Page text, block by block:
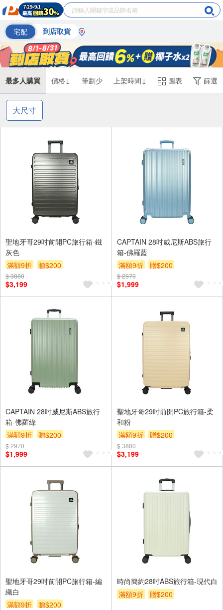
宅配 到店取貨
最多人購買 價格↓ 筆劃少 上架時間↓ 圖表 篩選
大尺寸
聖地牙哥29吋前開PC旅行箱-鐵
灰色
滿額9折
贈$200
$ 3880
$3,199
CAPTAIN 28吋威尼斯ABS旅行
箱-佛羅藍
滿額9折
贈$200
$ 2970
$1,999
CAPTAIN 28吋威尼斯ABS旅行
箱-佛羅綠
滿額9折
贈$200
$ 2970
$1,999
聖地牙哥29吋前開PC旅行箱-柔
和粉
滿額9折
贈$200
$ 3880
$3,199
聖地牙哥29吋前開PC旅行箱-編
織白
滿額9折
贈$200
時尚簡約28吋ABS旅行箱-現代白
滿額9折
贈$200